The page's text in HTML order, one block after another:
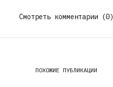
Смотреть комментарии (0)
ПОХОЖИЕ ПУБЛИКАЦИИ